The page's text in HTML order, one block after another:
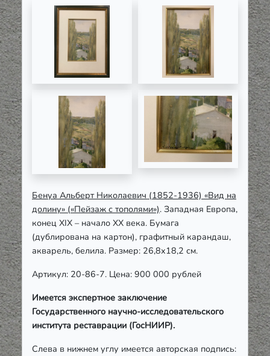
Бенуа Альберт Николаевич (1852-1936) «Вид на
долину» («Пейзаж с тополями»). Западная Европа,
конец XIX – начало ХХ века. Бумага
(дублирована на картон), графитный карандаш,
акварель, белила. Размер: 26,8х18,2 см.
Артикул: 20-86-7. Цена: 900 000 рублей
Имеется экспертное заключение
Государственного научно-исследовательского
института реставрации (ГосНИИР).
Слева в нижнем углу имеется авторская подпись: